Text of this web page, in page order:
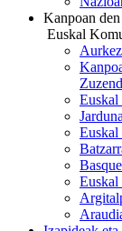
Kanpoan den
Euskal
Euskal
Euskal
Euskal